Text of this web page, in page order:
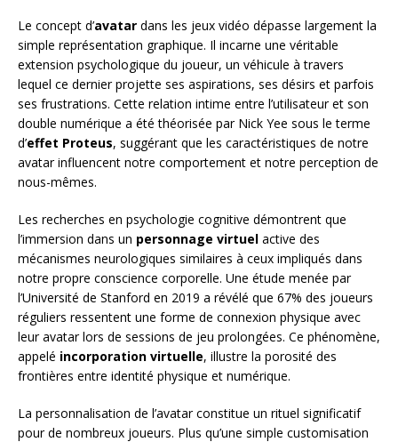
Le concept d’avatar dans les jeux vidéo dépasse largement la
simple représentation graphique. Il incarne une véritable
extension psychologique du joueur, un véhicule à travers
lequel ce dernier projette ses aspirations, ses désirs et parfois
ses frustrations. Cette relation intime entre l’utilisateur et son
double numérique a été théorisée par Nick Yee sous le terme
d’effet Proteus, suggérant que les caractéristiques de notre
avatar influencent notre comportement et notre perception de
nous-mêmes.
Les recherches en psychologie cognitive démontrent que
l’immersion dans un personnage virtuel active des
mécanismes neurologiques similaires à ceux impliqués dans
notre propre conscience corporelle. Une étude menée par
l’Université de Stanford en 2019 a révélé que 67% des joueurs
réguliers ressentent une forme de connexion physique avec
leur avatar lors de sessions de jeu prolongées. Ce phénomène,
appelé incorporation virtuelle, illustre la porosité des
frontières entre identité physique et numérique.
La personnalisation de l’avatar constitue un rituel significatif
pour de nombreux joueurs. Plus qu’une simple customisation